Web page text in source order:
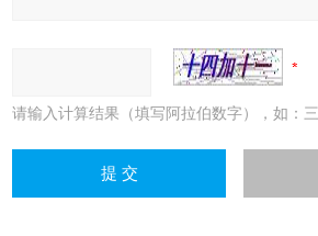
请输入计算结果（填写阿拉伯数字），如：